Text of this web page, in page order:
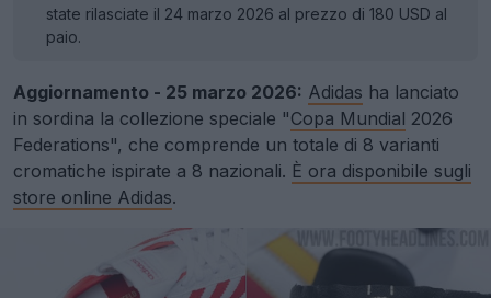
state rilasciate il 24 marzo 2026 al prezzo di 180 USD al
paio.
Aggiornamento - 25 marzo 2026: Adidas ha lanciato
in sordina la collezione speciale "Copa Mundial 2026
Federations", che comprende un totale di 8 varianti
cromatiche ispirate a 8 nazionali. È ora disponibile sugli
store online Adidas.